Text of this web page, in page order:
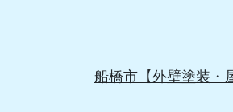
船橋市【外壁塗装・